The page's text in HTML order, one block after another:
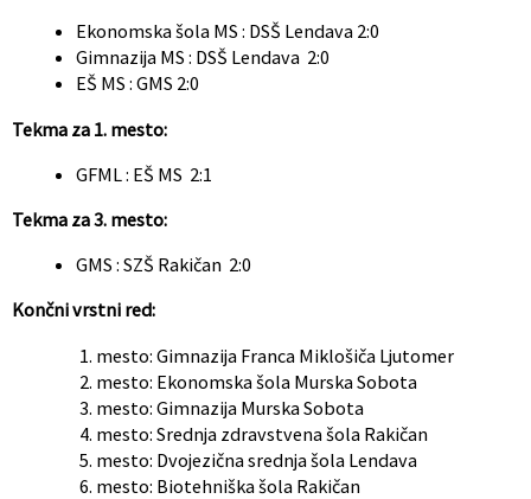
Ekonomska šola MS : DSŠ Lendava 2:0
Gimnazija MS : DSŠ Lendava 2:0
EŠ MS : GMS 2:0
Tekma za 1. mesto:
GFML : EŠ MS 2:1
Tekma za 3. mesto:
GMS : SZŠ Rakičan 2:0
Končni vrstni red:
mesto: Gimnazija Franca Miklošiča Ljutomer
mesto: Ekonomska šola Murska Sobota
mesto: Gimnazija Murska Sobota
mesto: Srednja zdravstvena šola Rakičan
mesto: Dvojezična srednja šola Lendava
mesto: Biotehniška šola Rakičan